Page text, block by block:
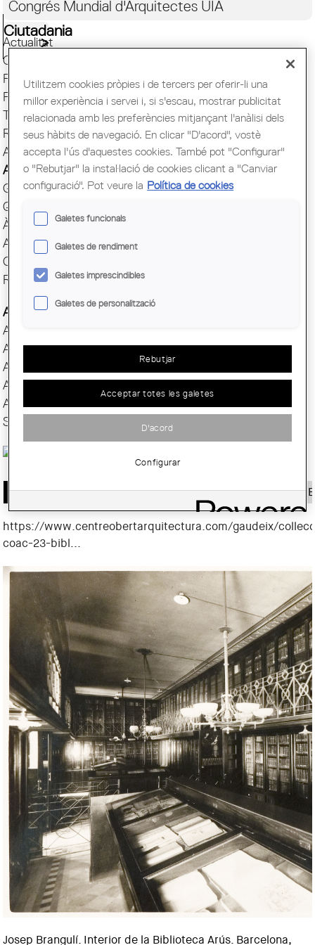
Congrés Mundial d'Arquitectes UIA
Ciutadania
Actualitat
Capital Mundial BCN 2026
Presentació
Finestreta única
Transparència
Responsabilitat Social
ArquiEscola
Agrupacions
Grups
Quotes i serveis
Àgora
Avantatges COAC
Comunicació
Reserva espai Sala
AADIPA
AAEPFMC
AASAP
AAUC
AJAC
AUS
SÈNIOR/A
PRESENTACIÓ PROGRAMA INSCRIPCIONS VÍDEOS
https://www.centreobertarquitectura.com/gaudeix/
coac-23-bibl...
Josep Brangulí. Interior de la Biblioteca Arús. Barcelona,
Utilitzem cookies pròpies i de tercers per oferir-li una
millor experiència i servei i, si s'escau, mostrar publicitat
relacionada amb les preferències mitjançant l'anàlisi dels
seus hàbits de navegació. En clicar "D'acord", vostè
accepta l'ús d'aquestes cookies. També pot "Configurar"
o "Rebutjar" la instal·lació de cookies clicant a "Canviar
configuració". Pot veure la Política de cookies
Galetes funcionals
Galetes de rendiment
Galetes imprescindibles
Galetes de personalització
Rebutjar
Acceptar totes les galetes
D'acord
Configurar